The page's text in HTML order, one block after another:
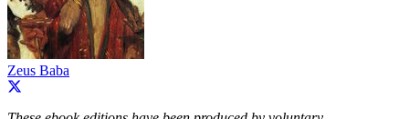
Zeus Baba